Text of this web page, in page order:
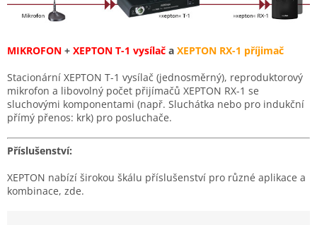
MIKROFON + XEPTON T-1 vysílač a XEPTON RX-1 příjimač
Stacionární XEPTON T-1 vysílač (jednosměrný), reproduktorový
mikrofon a libovolný počet přijímačů XEPTON RX-1 se
sluchovými komponentami (např. Sluchátka nebo pro indukční
přímý přenos: krk) pro posluchače.
Příslušenství:
XEPTON nabízí širokou škálu příslušenství pro různé aplikace a
kombinace, zde.